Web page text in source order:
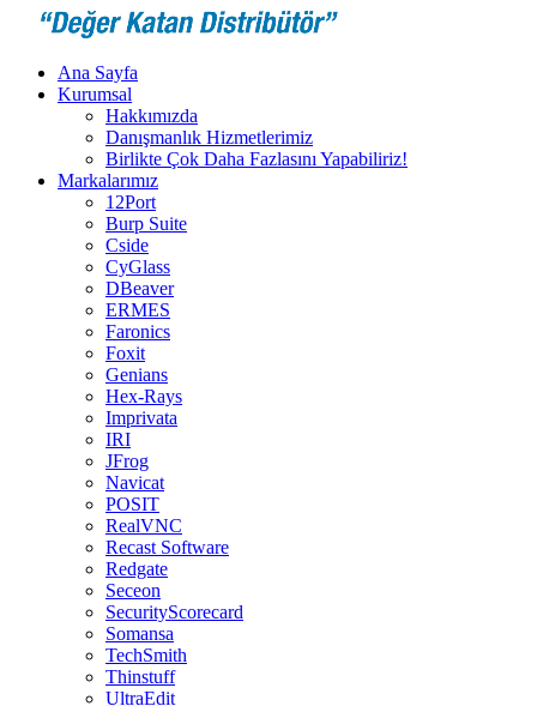
Ana Sayfa
Kurumsal
Hakkımızda
Danışmanlık Hizmetlerimiz
Birlikte Çok Daha Fazlasını Yapabiliriz!
Markalarımız
12Port
Burp Suite
Cside
CyGlass
DBeaver
ERMES
Faronics
Foxit
Genians
Hex-Rays
Imprivata
IRI
JFrog
Navicat
POSIT
RealVNC
Recast Software
Redgate
Seceon
SecurityScorecard
Somansa
TechSmith
Thinstuff
UltraEdit